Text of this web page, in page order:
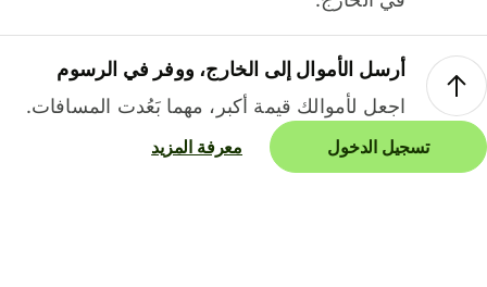
أرسل الأموال إلى الخارج، ووفر في الرسوم
اجعل لأموالك قيمة أكبر، مهما بَعُدت المسافات.
تسجيل الدخول معرفة المزيد